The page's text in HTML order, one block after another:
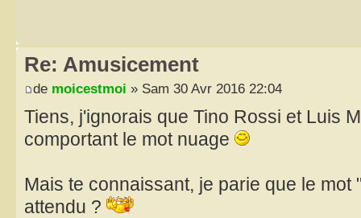
Re: Amusicement
de moicestmoi » Sam 30 Avr 2016 22:04
Tiens, j'ignorais que Tino Rossi et Luis
comportant le mot nuage
Mais te connaissant, je parie que le mot
attendu ?